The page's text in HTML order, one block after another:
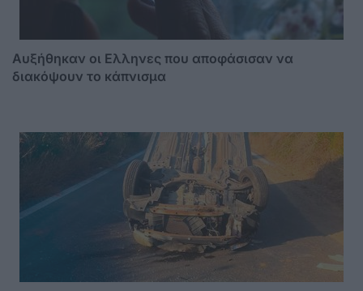
Αυξήθηκαν οι Ελληνες που αποφάσισαν να
διακόψουν το κάπνισμα